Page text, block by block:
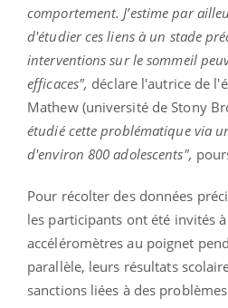
comportement. J’estime par
d'étudier ces liens à un stade
interventions sur le sommeil
efficaces", déclare l'autrice de
Mathew (université de Stony
étudié cette problématique via
d'environ 800 adolescents",
Pour récolter des données
les participants ont été invités
accéléromètres au poignet
parallèle, leurs résultats
sanctions liées à des